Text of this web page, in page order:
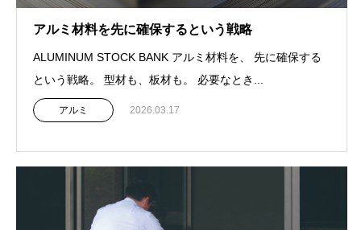
アルミ材料を先に確保するという戦略
ALUMINUM STOCK BANK アルミ材料を、 先に確保する
という戦略。 型材も、板材も。 必要なとき...
アルミ 2026.03.17